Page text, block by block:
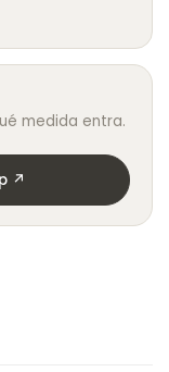
medida entra.
↗